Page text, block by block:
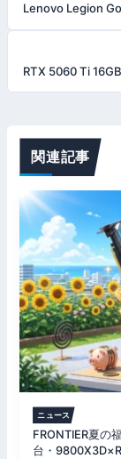
稿
ビ
シ
ョ
ン
関連記事
ニュース
FRONTIER夏の
台・